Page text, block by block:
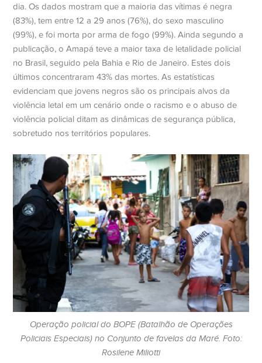
dia. Os dados mostram que a maioria das vítimas é negra
(83%), tem entre 12 a 29 anos (76%), do sexo masculino
(99%), e foi morta por arma de fogo (99%). Ainda segundo a
publicação, o Amapá teve a maior taxa de letalidade policial
no Brasil, seguido pela Bahia e Rio de Janeiro. Estes dois
últimos concentraram 43% das mortes. As estatísticas
evidenciam que jovens negros são os principais alvos da
violência letal em um cenário onde o racismo e o abuso de
violência policial ditam as dinâmicas de segurança pública,
sobretudo nos territórios populares.
Operação policial do BOPE (Batalhão de Operações
Policiais Especiais) no Conjunto de favelas da Maré. Foto:
Rosilene Miliotti